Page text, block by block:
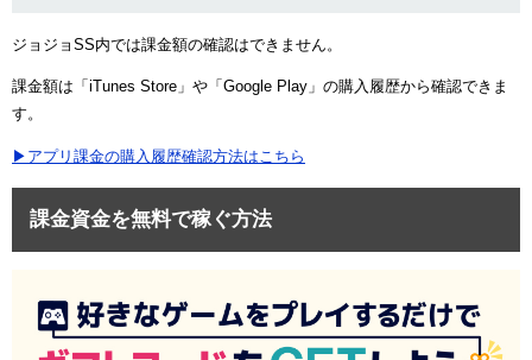
ジョジョSS内では課金額の確認はできません。
課金額は「iTunes Store」や「Google Play」の購入履歴から確認できま
す。
▶アプリ課金の購入履歴確認方法はこちら
課金資金を無料で稼ぐ方法